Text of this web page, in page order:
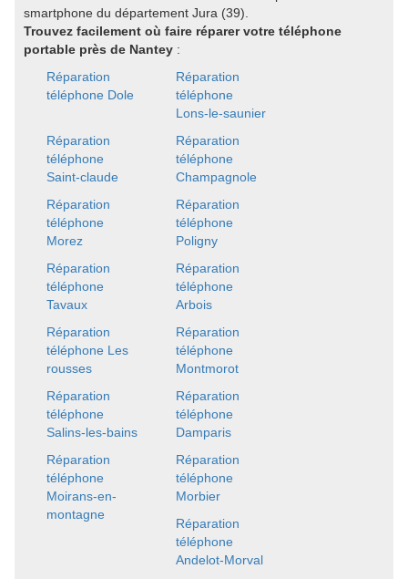
smartphone du département Jura (39).
Trouvez facilement où faire réparer votre téléphone
portable près de Nantey :
Réparation
téléphone Dole
Réparation
téléphone
Lons-le-saunier
Réparation
téléphone
Saint-claude
Réparation
téléphone
Champagnole
Réparation
téléphone
Morez
Réparation
téléphone
Poligny
Réparation
téléphone
Tavaux
Réparation
téléphone
Arbois
Réparation
téléphone Les
rousses
Réparation
téléphone
Montmorot
Réparation
téléphone
Salins-les-bains
Réparation
téléphone
Damparis
Réparation
téléphone
Moirans-en-
montagne
Réparation
téléphone
Morbier
Réparation
téléphone
Andelot-Morval